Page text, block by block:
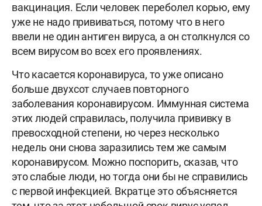
вакцинация. Если человек переболел корью, ему
уже не надо прививаться, потому что в него
ввели не один антиген вируса, а он столкнулся со
всем вирусом во всех его проявлениях.
Что касается коронавируса, то уже описано
больше двухсот случаев повторного
заболевания коронавирусом. Иммунная система
этих людей справилась, получила прививку в
превосходной степени, но через несколько
недель они снова заразились тем же самым
коронавирусом. Можно поспорить, сказав, что
это слабые люди, но тогда они бы не справились
с первой инфекцией. Вкратце это объясняется